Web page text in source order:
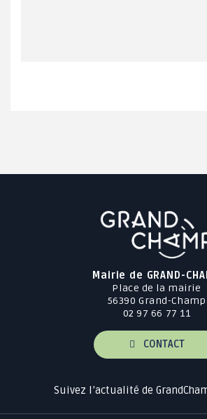
Mairie de GRAND-
Place de la mairie
56390 Grand-Champ
02 97 66 77 11
CONTACT
Suivez l’actualité de